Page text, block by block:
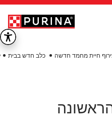
חיית מחמד חדשה כלב חדש בבית